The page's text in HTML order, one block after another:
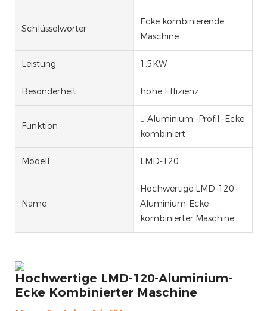
Schlüsselwörter
Ecke kombinierende
Maschine
Leistung 1.5KW
Besonderheit hohe Effizienz
Funktion
 Aluminium -Profil -Ecke
kombiniert
Modell LMD-120
Name
Hochwertige LMD-120-
Aluminium-Ecke
kombinierter Maschine
Hochwertige LMD-120-Aluminium-
Ecke Kombinierter Maschine